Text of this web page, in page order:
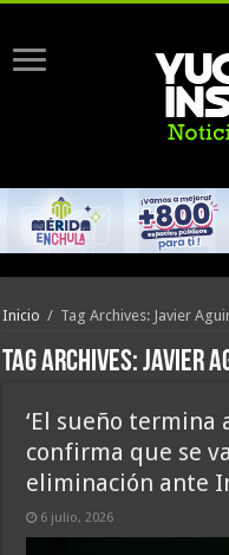
Inicio / Tag Archives: Javier
Tag Archives:Javier
‘El sueño termina
confirma que se
eliminación ante
6 julio, 2026